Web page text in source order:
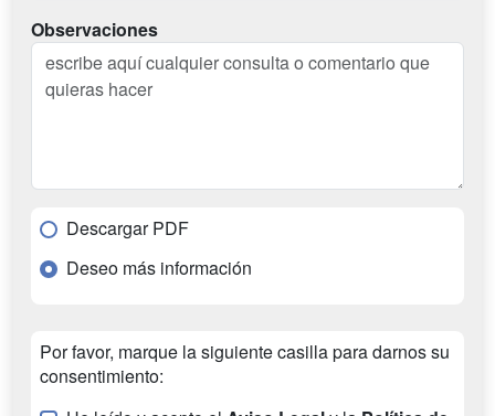
Observaciones
Descargar PDF
Deseo más información
Por favor, marque la siguiente casilla para darnos su
consentimiento: